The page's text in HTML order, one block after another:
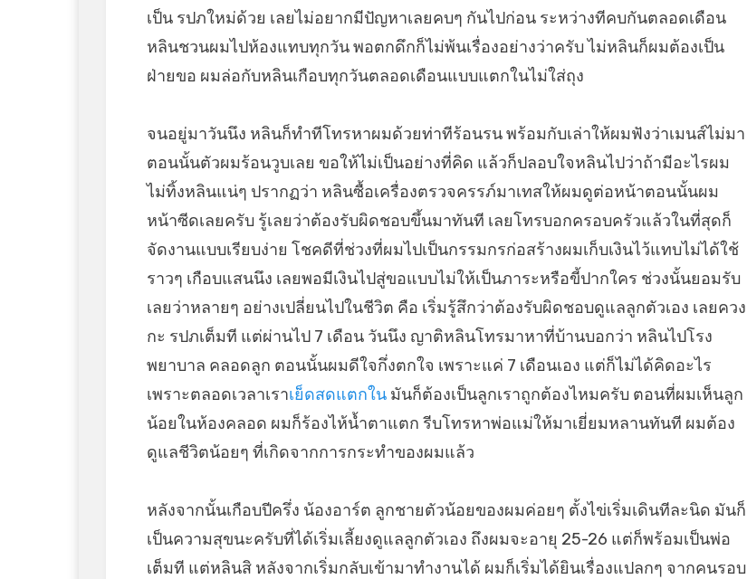
เป็น รปภใหม่ด้วย เลยไม่อยากมีปัญหาเลยคบๆ กันไปก่อน ระหว่างทีคบกันตลอดเดือน
หลินชวนผมไปห้องแทบทุกวัน พอตกดึกก็ไม่พ้นเรื่องอย่างว่าครับ ไม่หลินก็ผมต้องเป็น
ฝ่ายขอ ผมล่อกับหลินเกือบทุกวันตลอดเดือนแบบแตกในไม่ใส่ถุง
จนอยู่มาวันนึง หลินก็ทำทีโทรหาผมด้วยท่าทีร้อนรน พร้อมกับเล่าให้ผมฟังว่าเมนส์ไม่มา
ตอนนั้นตัวผมร้อนวูบเลย ขอให้ไม่เป็นอย่างที่คิด แล้วก็ปลอบใจหลินไปว่าถ้ามีอะไรผม
ไม่ทิ้งหลินแน่ๆ ปรากฏว่า หลินซื้อเครื่องตรวจครรภ์มาเทสให้ผมดูต่อหน้าตอนนั้นผม
หน้าซีดเลยครับ รู้เลยว่าต้องรับผิดชอบขึ้นมาทันที เลยโทรบอกครอบครัวแล้วในที่สุดก็
จัดงานแบบเรียบง่าย โชคดีที่ช่วงที่ผมไปเป็นกรรมกรก่อสร้างผมเก็บเงินไว้แทบไม่ได้ใช้
ราวๆ เกือบแสนนึง เลยพอมีเงินไปสู่ขอแบบไม่ให้เป็นภาระหรือขี้ปากใคร ช่วงนั้นยอมรับ
เลยว่าหลายๆ อย่างเปลี่ยนไปในชีวิต คือ เริ่มรู้สึกว่าต้องรับผิดชอบดูแลลูกตัวเอง เลยควง
กะ รปภเต็มที แต่ผ่านไป 7 เดือน วันนึง ญาติหลินโทรมาหาที่บ้านบอกว่า หลินไปโรง
พยาบาล คลอดลูก ตอนนั้นผมดีใจกึ่งตกใจ เพราะแค่ 7 เดือนเอง แต่ก็ไม่ได้คิดอะไร
เพราะตลอดเวลาเราเย็ดสดแตกใน มันก็ต้องเป็นลูกเราถูกต้องไหมครับ ตอนที่ผมเห็นลูก
น้อยในห้องคลอด ผมก็ร้องไห้น้ำตาแตก รีบโทรหาพ่อแม่ให้มาเยี่ยมหลานทันที ผมต้อง
ดูแลชีวิตน้อยๆ ที่เกิดจากการกระทำของผมแล้ว
หลังจากนั้นเกือบปีครึ่ง น้องอาร์ต ลูกชายตัวน้อยของผมค่อยๆ ตั้งไข่เริ่มเดินทีละนิด มันก็
เป็นความสุขนะครับที่ได้เริ่มเลี้ยงดูแลลูกตัวเอง ถึงผมจะอายุ 25-26 แต่ก็พร้อมเป็นพ่อ
เต็มที แต่หลินสิ หลังจากเริ่มกลับเข้ามาทำงานได้ ผมก็เริ่มได้ยินเรื่องแปลกๆ จากคนรอบ